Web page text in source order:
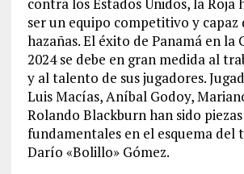
ser un equipo competitivo y capaz
hazañas. El éxito de Panamá en la
2024 se debe en gran medida al
y al talento de sus jugadores.
Luis Macías, Aníbal Godoy,
Rolando Blackburn han sido piezas
fundamentales en el esquema del
Darío «Bolillo» Gómez.